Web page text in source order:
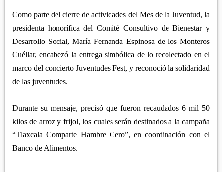
TLAXCO
XALOZTOC
CHIAUTEMPAN
PANOTLA
SAN PABLO DEL MONTE
REGIÓN PONIENTE
CALPULALPAN
HUEYOTLIPAN
NANACAMILPA
Como parte del cierre de actividades del Mes de la Juventud, la
presidenta honorífica del Comité Consultivo de Bienestar y
Desarrollo Social, María Fernanda Espinosa de los Monteros
Cuéllar, encabezó la entrega simbólica de lo recolectado en el
marco del concierto Juventudes Fest, y reconoció la solidaridad
de las juventudes.
Durante su mensaje, precisó que fueron recaudados 6 mil 50
kilos de arroz y frijol, los cuales serán destinados a la campaña
“Tlaxcala Comparte Hambre Cero”, en coordinación con el
Banco de Alimentos.